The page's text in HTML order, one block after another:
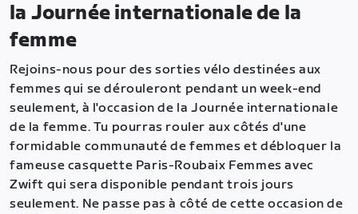
la Journée internationale de la
femme
Rejoins-nous pour des sorties vélo destinées aux
femmes qui se dérouleront pendant un week-end
seulement, à l'occasion de la Journée internationale
de la femme. Tu pourras rouler aux côtés d'une
formidable communauté de femmes et débloquer la
fameuse casquette Paris-Roubaix Femmes avec
Zwift qui sera disponible pendant trois jours
seulement. Ne passe pas à côté de cette occasion de